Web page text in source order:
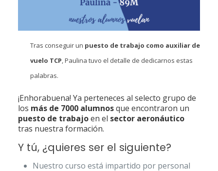
Tras conseguir un puesto de trabajo como auxiliar de
vuelo TCP, Paulina tuvo el detalle de dedicarnos estas
palabras.
¡Enhorabuena! Ya perteneces al selecto grupo de
los más de 7000 alumnosque encontraron un
puesto de trabajoen el sector aeronáutico
tras nuestra formación.
Y tú, ¿quieres ser el siguiente?
Nuestro curso está impartido por personal